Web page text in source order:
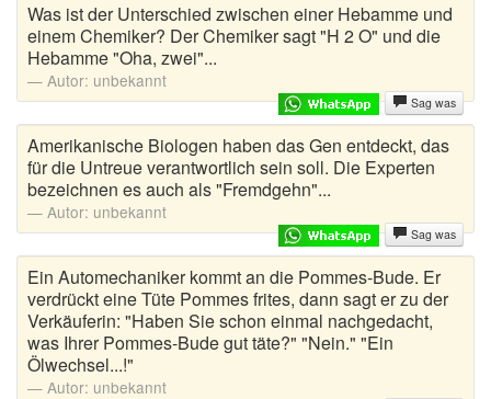
Was ist der Unterschied zwischen einer Hebamme und
einem Chemiker? Der Chemiker sagt "H 2 O" und die
Hebamme "Oha, zwei"...
Autor: unbekannt
Sag was
Amerikanische Biologen haben das Gen entdeckt, das
für die Untreue verantwortlich sein soll. Die Experten
bezeichnen es auch als "Fremdgehn"...
Autor: unbekannt
Sag was
Ein Automechaniker kommt an die Pommes-Bude. Er
verdrückt eine Tüte Pommes frites, dann sagt er zu der
Verkäuferin: "Haben Sie schon einmal nachgedacht,
was Ihrer Pommes-Bude gut täte?" "Nein." "Ein
Ölwechsel...!"
Autor: unbekannt